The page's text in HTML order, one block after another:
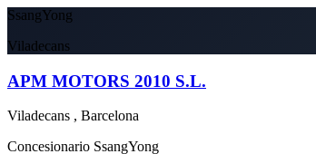
SsangYong
Viladecans
APM MOTORS 2010 S.L.
Viladecans , Barcelona
Concesionario SsangYong